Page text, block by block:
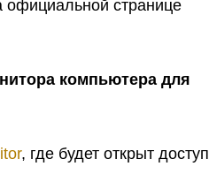
официальной странице
компьютера для
, где будет открыт доступ